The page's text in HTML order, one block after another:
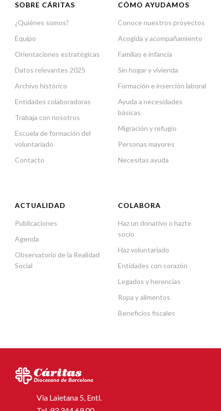
SOBRE CÁRITAS
¿Quiénes somos?
Equipo
Orientaciones estratégicas
Datos relevantes 2025
Archivo histórico
Entidades colaboradoras
Trabaja con nosotros
Escuela de formación del
voluntariado
Contacto
CÓMO AYUDAMOS
Conoce nuestros proyectos
Acogida y acompañamiento
Familias e infancia
Sin hogar y vivienda
Formación e inserción laboral
Ayuda a necesidades
básicas
Migración y refugio
Personas mayores
Necesitas ayuda
ACTUALIDAD
Publicaciones
Agenda
Observatorio de la Realidad
Social
COLABORA
Haz un donativo o hazte
socio
Haz voluntariado
Entidades con corazón
Legados y herencias
Ropa y alimentos
Beneficios fiscales
Via Laietana 5, Entl.